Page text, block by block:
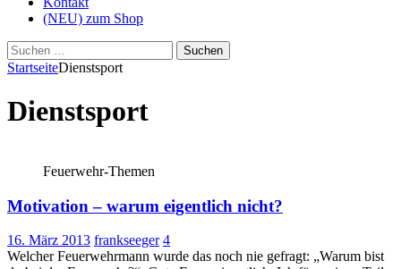
(NEU) zum Shop
Suchen
nach:
StartseiteDienstsport
Dienstsport
Feuerwehr-Themen
Motivation – warum eigentlich nicht?
16. März 2013 frankseeger 4
Welcher Feuerwehrmann wurde das noch nie gefragt: „Warum bist